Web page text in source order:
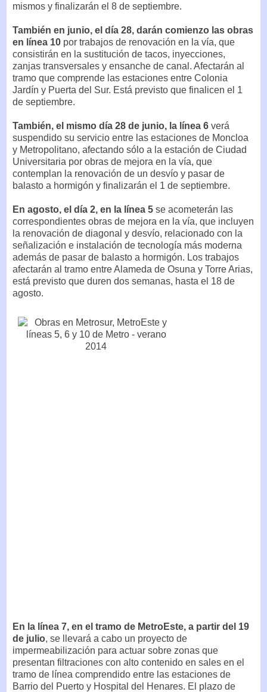
mismos y finalizarán el 8 de septiembre.
También en junio, el día 28, darán comienzo las obras
en línea 10 por trabajos de renovación en la vía, que
consistirán en la sustitución de tacos, inyecciones,
zanjas transversales y ensanche de canal. Afectarán al
tramo que comprende las estaciones entre Colonia
Jardín y Puerta del Sur. Está previsto que finalicen el 1
de septiembre.
También, el mismo día 28 de junio, la línea 6 verá
suspendido su servicio entre las estaciones de Moncloa
y Metropolitano, afectando sólo a la estación de Ciudad
Universitaria por obras de mejora en la vía, que
contemplan la renovación de un desvío y pasar de
balasto a hormigón y finalizarán el 1 de septiembre.
En agosto, el día 2, en la línea 5 se acometerán las
correspondientes obras de mejora en la vía, que incluyen
la renovación de diagonal y desvío, relacionado con la
señalización e instalación de tecnología más moderna
además de pasar de balasto a hormigón. Los trabajos
afectarán al tramo entre Alameda de Osuna y Torre Arias,
está previsto que duren dos semanas, hasta el 18 de
agosto.
En la línea 7, en el tramo de MetroEste, a partir del 19
de julio, se llevará a cabo un proyecto de
impermeabilización para actuar sobre zonas que
presentan filtraciones con alto contenido en sales en el
tramo de línea comprendido entre las estaciones de
Barrio del Puerto y Hospital del Henares. El plazo de